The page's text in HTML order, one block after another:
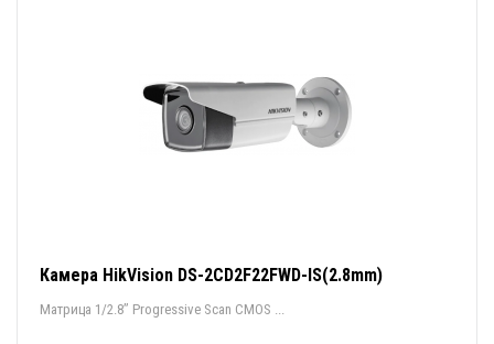
Камера HikVision DS-2CD2F22FWD-IS(2.8mm)
Матрица 1/2.8’’ Progressive Scan CMOS ...